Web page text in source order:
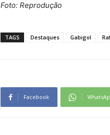
Foto: Reprodução
TAGS Destaques Gabigol
Facebook